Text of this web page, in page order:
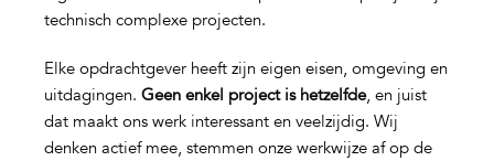
technisch complexe projecten.
Elke opdrachtgever heeft zijn eigen eisen, omgeving en
uitdagingen. Geen enkel project is hetzelfde, en juist
dat maakt ons werk interessant en veelzijdig. Wij
denken actief mee, stemmen onze werkwijze af op de